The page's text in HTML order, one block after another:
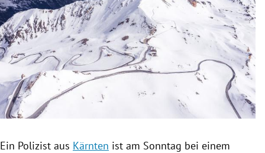
Untermenü
Untermenü
Untermenü
Untermenü
Ein Polizist aus Kärnten ist am Sonntag bei einem